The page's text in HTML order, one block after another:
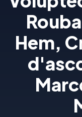
Hem,